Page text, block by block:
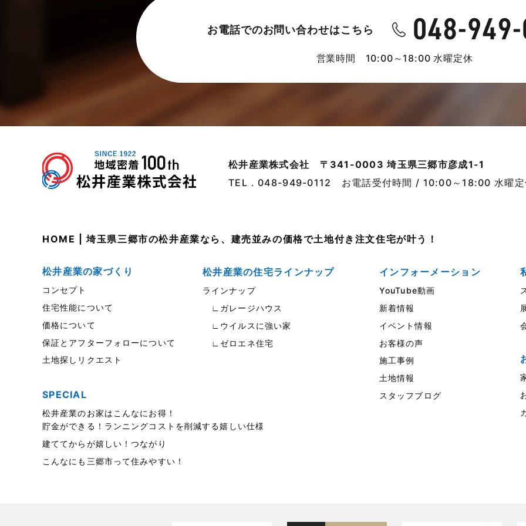
市民リフォームサービス
店舗・テナント施工事例
採用情報
新着情報
未分類
東武スカイツリーライン
松伏店-ブログ
武蔵野線
注文住宅施工事例
物件検索
竹ノ塚店-ブログ
貸事務所活用事例
貸倉庫・その他
2023年12月
2023年11月
2023年10月
2023年7月
2023年6月
2023年5月
2023年3月
2023年2月
2022年12月
2022年11月
2022年10月
お電話でのお問い合わせはこちら
営業時間 10:00～18:00 水曜定休
松井産業株式会社 〒341-0003 埼玉県三郷市彦成1-1
TEL． 048-949-0112 お電話受付時間 / 10:00～18:00 水曜
HOME | 埼玉県三郷市の松井産業なら、建売並みの価格で土地付き注文住宅が叶う！
松井産業の家づくり
コンセプト
住宅性能について
価格について
保証とアフターフォローについて
土地探しリクエスト
SPECIAL
松井産業のお家はこんなにお得！
貯金ができる！ランニングコストを削減する嬉しい仕様
建ててからが嬉しい！つながり
こんなにも三郷市って住みやすい！
松井産業の住宅ラインナップ
ラインナップ
∟ガレージハウス
∟ウイルスに強い家
∟ゼロエネ住宅
インフォーメーション
YouTube動画
新着情報
イベント情報
お客様の声
施工事例
土地情報
スタッフブログ